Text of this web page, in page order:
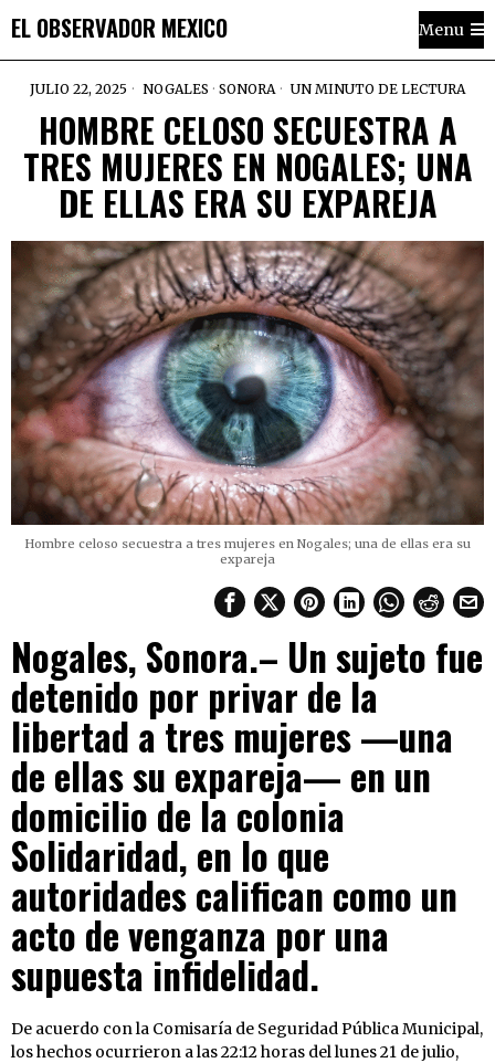
EL OBSERVADOR MEXICO Menu
JULIO 22, 2025 NOGALES · SONORA UN MINUTO DE LECTURA
HOMBRE CELOSO SECUESTRA A
TRES MUJERES EN NOGALES; UNA
DE ELLAS ERA SU EXPAREJA
Hombre celoso secuestra a tres mujeres en Nogales; una de ellas era su
expareja
Nogales, Sonora.– Un sujeto fue
detenido por privar de la
libertad a tres mujeres —una
de ellas su expareja— en un
domicilio de la colonia
Solidaridad, en lo que
autoridades califican como un
acto de venganza por una
supuesta infidelidad.
De acuerdo con la Comisaría de Seguridad Pública Municipal,
los hechos ocurrieron a las 22:12 horas del lunes 21 de julio,